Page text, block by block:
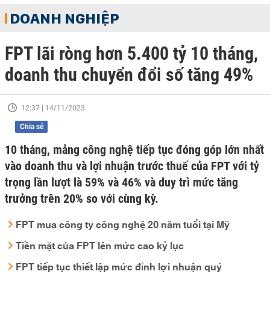
DOANH NGHIỆP
FPT lãi ròng hơn 5.400 tỷ 10 tháng,
doanh thu chuyển đổi số tăng 49%
12:37 | 14/11/2023
Chia sẻ
10 tháng, mảng công nghệ tiếp tục đóng góp lớn nhất
vào doanh thu và lợi nhuận trước thuế của FPT với tỷ
trọng lần lượt là 59% và 46% và duy trì mức tăng
trưởng trên 20% so với cùng kỳ.
FPT mua công ty công nghệ 20 năm tuổi tại Mỹ
Tiền mặt của FPT lên mức cao kỷ lục
FPT tiếp tục thiết lập mức đỉnh lợi nhuận quý